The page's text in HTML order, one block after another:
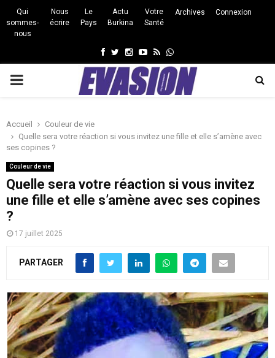
Qui
sommes-
nous
Nous
écrire
Le
Pays
Actu
Burkina
Votre
Santé
Archives Connexion
Facebook
Twitter
Instagram
Youtube
RssWhatsapp
PRIMARY
Accueil
Couleur de vie
Quelle sera votre réaction si vous invitez une fille et elle s’amène avec
ses copines ?
Couleur de vie
Quelle sera votre réaction si vous invitez
une fille et elle s’amène avec ses copines
?
17 juillet 2025
PARTAGER